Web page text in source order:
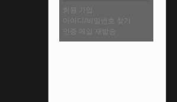
회원 가입
아이디/비밀번호 찾기
인증 메일 재발송